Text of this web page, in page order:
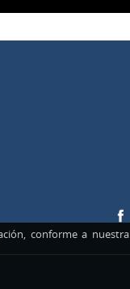
conforme a nuestra